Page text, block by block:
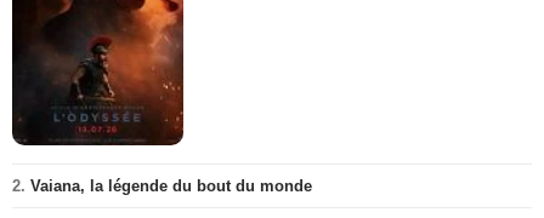
2. Vaiana, la légende du bout du monde